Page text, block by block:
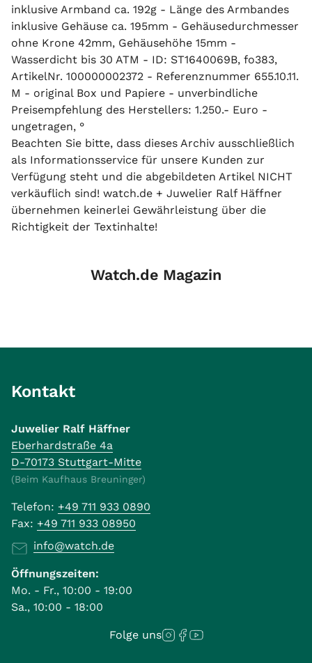
inklusive Armband ca. 192g - Länge des Armbandes
inklusive Gehäuse ca. 195mm - Gehäusedurchmesser
ohne Krone 42mm, Gehäusehöhe 15mm -
Wasserdicht bis 30 ATM - ID: ST1640069B, fo383,
ArtikelNr. 100000002372 - Referenznummer 655.10.11.
M - original Box und Papiere - unverbindliche
Preisempfehlung des Herstellers: 1.250.- Euro -
ungetragen, °
Beachten Sie bitte, dass dieses Archiv ausschließlich
als Informationsservice für unsere Kunden zur
Verfügung steht und die abgebildeten Artikel NICHT
verkäuflich sind! watch.de + Juwelier Ralf Häffner
übernehmen keinerlei Gewährleistung über die
Richtigkeit der Textinhalte!
Watch.de Magazin
Kontakt
Juwelier Ralf Häffner
Eberhardstraße 4a
D-70173 Stuttgart-Mitte
(Beim Kaufhaus Breuninger)
Telefon: +49 711 933 0890
Fax: +49 711 933 08950
info@watch.de
Öffnungszeiten:
Mo. - Fr., 10:00 - 19:00
Sa., 10:00 - 18:00
Folge uns